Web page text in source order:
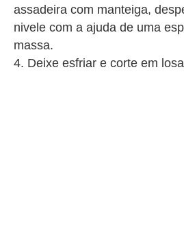
assadeira com manteiga,
nivele com a ajuda de uma
massa.
Deixe esfriar e corte em